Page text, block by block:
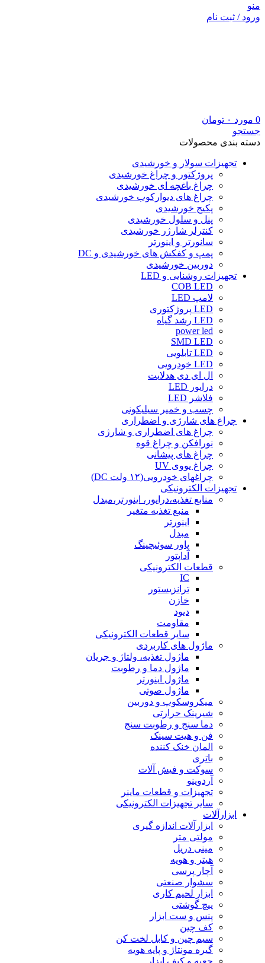
منو
ورود / ثبت نام
0 مورد ۰ تومان
جستجو
دسته بندی محصولات
تجهیزات سولار و خورشیدی
پروژکتور و چراغ خورشیدی
چراغ باغچه ای خورشیدی
چراغ های دیوارکوب خورشیدی
پکیج خورشیدی
پنل و سلول خورشیدی
کنترلر شارژر خورشیدی
سانورتر و اینورتر
پمپ و کفکش های خورشیدی و DC
دوربین خورشیدی
تجهیزات روشنایی و LED
COB LED
لامپ LED
LED پروژکتوری
LED رشد گیاه
power led
SMD LED
LED تابلویی
LED خودرویی
ال ای دی هدلایت
درایور LED
فلاشر LED
چسب و خمیر سیلیکونی
چراغ های شارژی و اضطراری
چراغ های اضطراری و شارژی
نورافکن و چراغ قوه
چراغ های پیشانی
چراغ یووی UV
چراغهای خودرویی(۱۲ ولت DC)
تجهیزات الکترونیکی
منابع تغذیه،درایور، اینورتر،مبدل
منبع تغذیه متغیر
اینورتر
مبدل
پاور سوئیچینگ
آداپتور
قطعات الکترونیکی
IC
ترانزیستور
خازن
دیود
مقاومت
سایر قطعات الکترونیکی
ماژول های کاربردی
ماژول تغذیه، ولتاژ و جریان
ماژول دما و رطوبت
ماژول اینورتر
ماژول صوتی
میکروسکوپ و دوربین
شیرینک حرارتی
دما سنج و رطوبت سنج
فن و هیت سینک
المان خنک کننده
باتری
سوکت و فیش آلات
آردوینو
تجهیزات و قطعات ماینر
سایر تجهیزات الکترونیکی
ابزارآلات
ابزارآلات اندازه گیری
مولتی متر
مینی دریل
هیتر و هویه
آچار پرسی
سشوار صنعتی
ابزار لحیم کاری
پیچ گوشتی
پنس و ست ابزار
کف چین
سیم چین و کابل لخت کن
گیره مونتاژ و پایه هویه
جعبه و کیف ابزار